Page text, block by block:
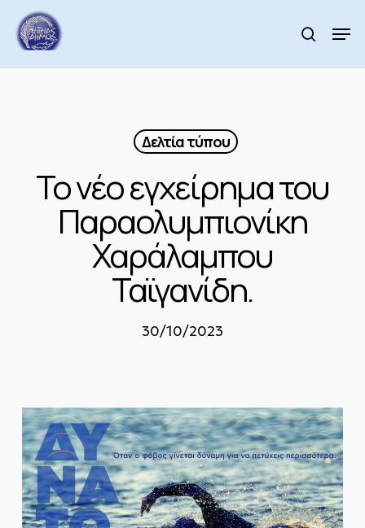
main
content
search
Δελτία τύπου
Το νέο εγχείρημα του
Παραολυμπιονίκη
Χαράλαμπου
Ταϊγανίδη.
30/10/2023